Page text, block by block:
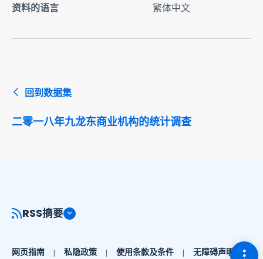
资料的语言
繁体中文
回到数据集
二零一八年九龙东商业机构的统计调查
切
RSS摘要
网页指南 私隐政策 使用条款及条件 无障碍声明